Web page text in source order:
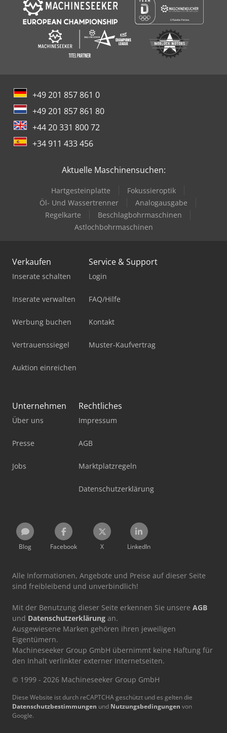
+49 201 857 861 0
+49 201 857 861 80
+44 20 331 800 72
+34 911 433 456
Aktuelle Maschinensuchen:
Hartgesteinplatte
Fokussieroptik
Öl- Und Wassertrenner
Analogausgabe
Regelkarte
Beschlagbohrmaschinen
Astlochbohrmaschinen
Verkaufen
Inserate schalten
Inserate verwalten
Werbung buchen
Vertrauenssiegel
Auktion einreichen
Service & Support
Login
FAQ/Hilfe
Kontakt
Muster-Kaufvertrag
Unternehmen
Über uns
Presse
Jobs
Rechtliches
Impressum
AGB
Marktplatzregeln
Datenschutzerklärung
Blog Facebook X LinkedIn
Alle Informationen, Angebote und Preise auf dieser Seite
sind freibleibend und unverbindlich!
Mit der Benutzung dieser Seite erkennen Sie unsere AGB
und Datenschutzerklärung an.
Ausgewiesene Marken gehören ihren jeweiligen
Eigentümern.
Machineseeker Group GmbH übernimmt keine Haftung für
den Inhalt verlinkter externer Internetseiten.
© 1999 - 2026 Machineseeker Group GmbH
Diese Website ist durch reCAPTCHA geschützt und es gelten die
Datenschutzbestimmungen und Nutzungsbedingungen von
Google.